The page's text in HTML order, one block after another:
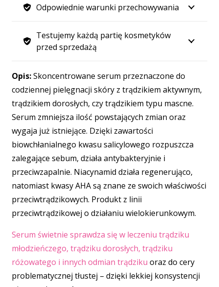
Niedoskonałości
Odpowiednie warunki przechowywania
Testujemy każdą partię kosmetyków
przed sprzedażą
Opis:Skoncentrowane serum przeznaczone do
codziennej pielęgnacji skóry z trądzikiem aktywnym,
trądzikiem dorosłych, czy trądzikiem typu mascne.
Serum zmniejsza ilość powstających zmian oraz
wygaja już istniejące. Dzięki zawartości
biowchłanialnego kwasu salicylowego rozpuszcza
zalegające sebum, działa antybakteryjnie i
przeciwzapalnie. Niacynamid działa regenerująco,
natomiast kwasy AHA są znane ze swoich właściwości
przeciwtrądzikowych. Produkt z linii
przeciwtrądzikowej o działaniu wielokierunkowym.
Serum świetnie sprawdza się w leczeniu trądziku
młodzieńczego, trądziku dorosłych, trądziku
różowatego i innych odmian trądziku oraz do cery
problematycznej tłustej – dzięki lekkiej konsystencji